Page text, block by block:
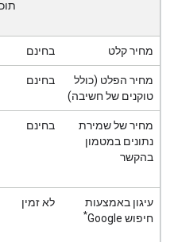
מחיר קלט בחינם
מחיר הפלט (כולל
טוקנים של חשיבה)
בחינם
מחיר של שמירת
נתונים במטמון
בהקשר
בחינם
עיגון באמצעות
חיפוש Google
*
לא זמין